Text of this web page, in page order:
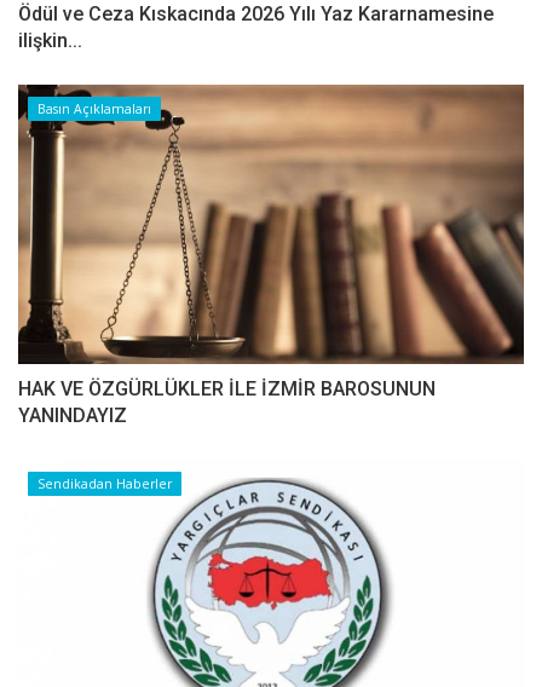
Ödül ve Ceza Kıskacında 2026 Yılı Yaz Kararnamesine
ilişkin...
Basın Açıklamaları
HAK VE ÖZGÜRLÜKLER İLE İZMİR BAROSUNUN
YANINDAYIZ
Sendikadan Haberler